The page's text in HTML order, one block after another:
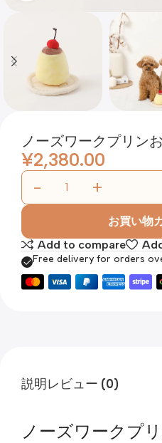
ノーズワークプリン
¥2,380.00
お買い物
Add to compare
Free delivery for orders
説明レビュー (0)
ノーズワークプ